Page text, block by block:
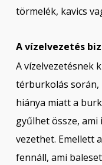
törmelék, kavics
A vízelvezetés
A vízelvezetésnek
térburkolás során,
hiánya miatt a
gyűlhet össze,
vezethet. Emellett
fennáll, ami